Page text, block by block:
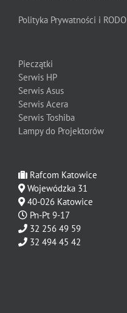
Polityka Prywatności i RODO
Pieczątki
Serwis HP
Serwis Asus
Serwis Acera
Serwis Toshiba
Lampy do Projektorów
Rafcom Katowice
Wojewódzka 31
40-026 Katowice
Pn-Pt 9-17
32 256 49 59
32 494 45 42